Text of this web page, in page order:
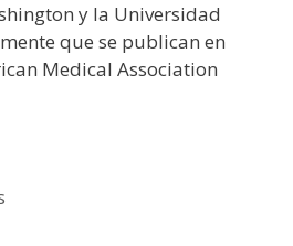
y la Universidad
que se publican en
Medical Association